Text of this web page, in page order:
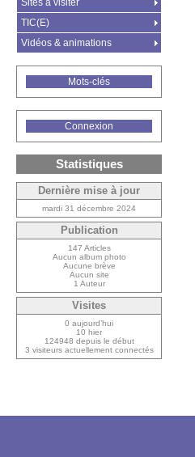
Sites à visiter
TIC(E)
Vidéos & animations
Mots-clés
Connexion
Statistiques
Dernière mise à jour
mardi 31 décembre 2024
Publication
147 Articles
Aucun album photo
Aucune brève
Aucun site
1 Auteur
Visites
0 aujourd’hui
10 hier
124948 depuis le début
3 visiteurs actuellement connectés